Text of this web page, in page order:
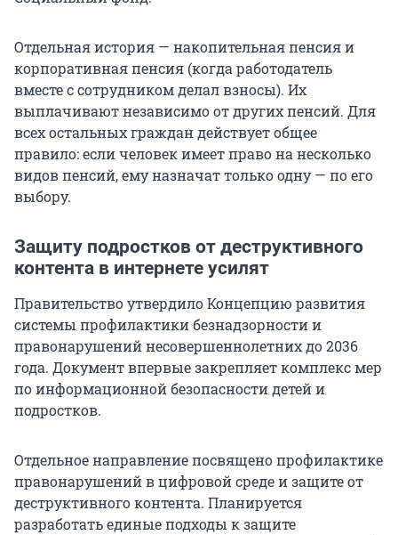
Отдельная история — накопительная пенсия и
корпоративная пенсия (когда работодатель
вместе с сотрудником делал взносы). Их
выплачивают независимо от других пенсий. Для
всех остальных граждан действует общее
правило: если человек имеет право на несколько
видов пенсий, ему назначат только одну — по его
выбору.
Защиту подростков от деструктивного
контента в интернете усилят
Правительство утвердило Концепцию развития
системы профилактики безнадзорности и
правонарушений несовершеннолетних до 2036
года. Документ впервые закрепляет комплекс мер
по информационной безопасности детей и
подростков.
Отдельное направление посвящено профилактике
правонарушений в цифровой среде и защите от
деструктивного контента. Планируется
разработать единые подходы к защите